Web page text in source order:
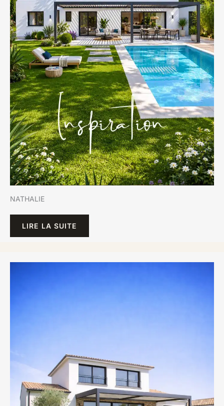
NATHALIE
LIRE LA SUITE